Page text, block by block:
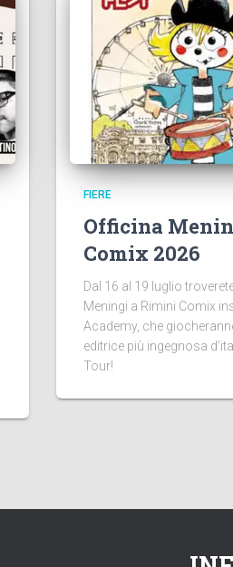
FIERE
Officina
Comix 2026
Dal 16 al 19 luglio
Meningi a Rimini Comix
Academy, che
editrice più ingegnosa
Tour!